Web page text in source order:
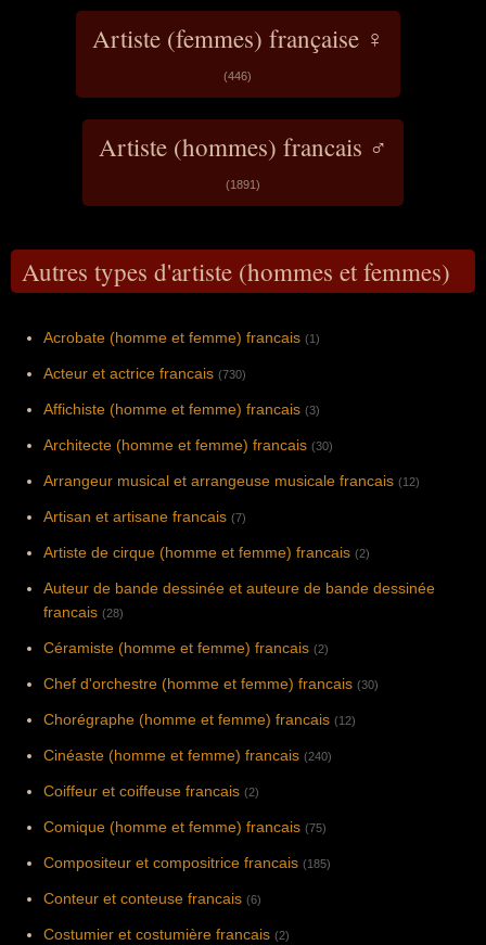
Artiste (femmes) française ♀
(446)
Artiste (hommes) francais ♂
(1891)
Autres types d'artiste (hommes et femmes)
Acrobate (homme et femme) francais (1)
Acteur et actrice francais (730)
Affichiste (homme et femme) francais (3)
Architecte (homme et femme) francais (30)
Arrangeur musical et arrangeuse musicale francais (12)
Artisan et artisane francais (7)
Artiste de cirque (homme et femme) francais (2)
Auteur de bande dessinée et auteure de bande dessinée
francais (28)
Céramiste (homme et femme) francais (2)
Chef d'orchestre (homme et femme) francais (30)
Chorégraphe (homme et femme) francais (12)
Cinéaste (homme et femme) francais (240)
Coiffeur et coiffeuse francais (2)
Comique (homme et femme) francais (75)
Compositeur et compositrice francais (185)
Conteur et conteuse francais (6)
Costumier et costumière francais (2)